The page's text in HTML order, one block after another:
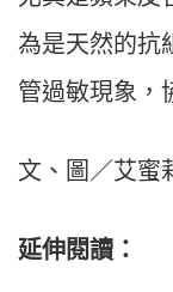
為是天然的抗
管過敏現象，
文、圖／艾蜜
延伸閱讀：